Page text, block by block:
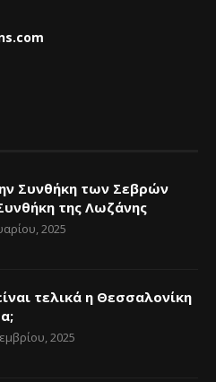
Συνθήκη των Σεβρών
της Λωζάνης
2025
τελικά η Θεσσαλονίκη
2025